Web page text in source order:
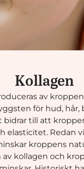
Kollagen
av
för hud, hår,
bidrar till att
elasticitet. Redan
kroppens
kollagen och